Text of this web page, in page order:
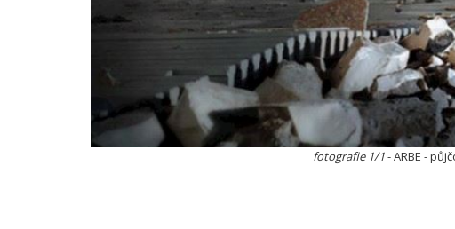
fotografie 1/1- ARBE -